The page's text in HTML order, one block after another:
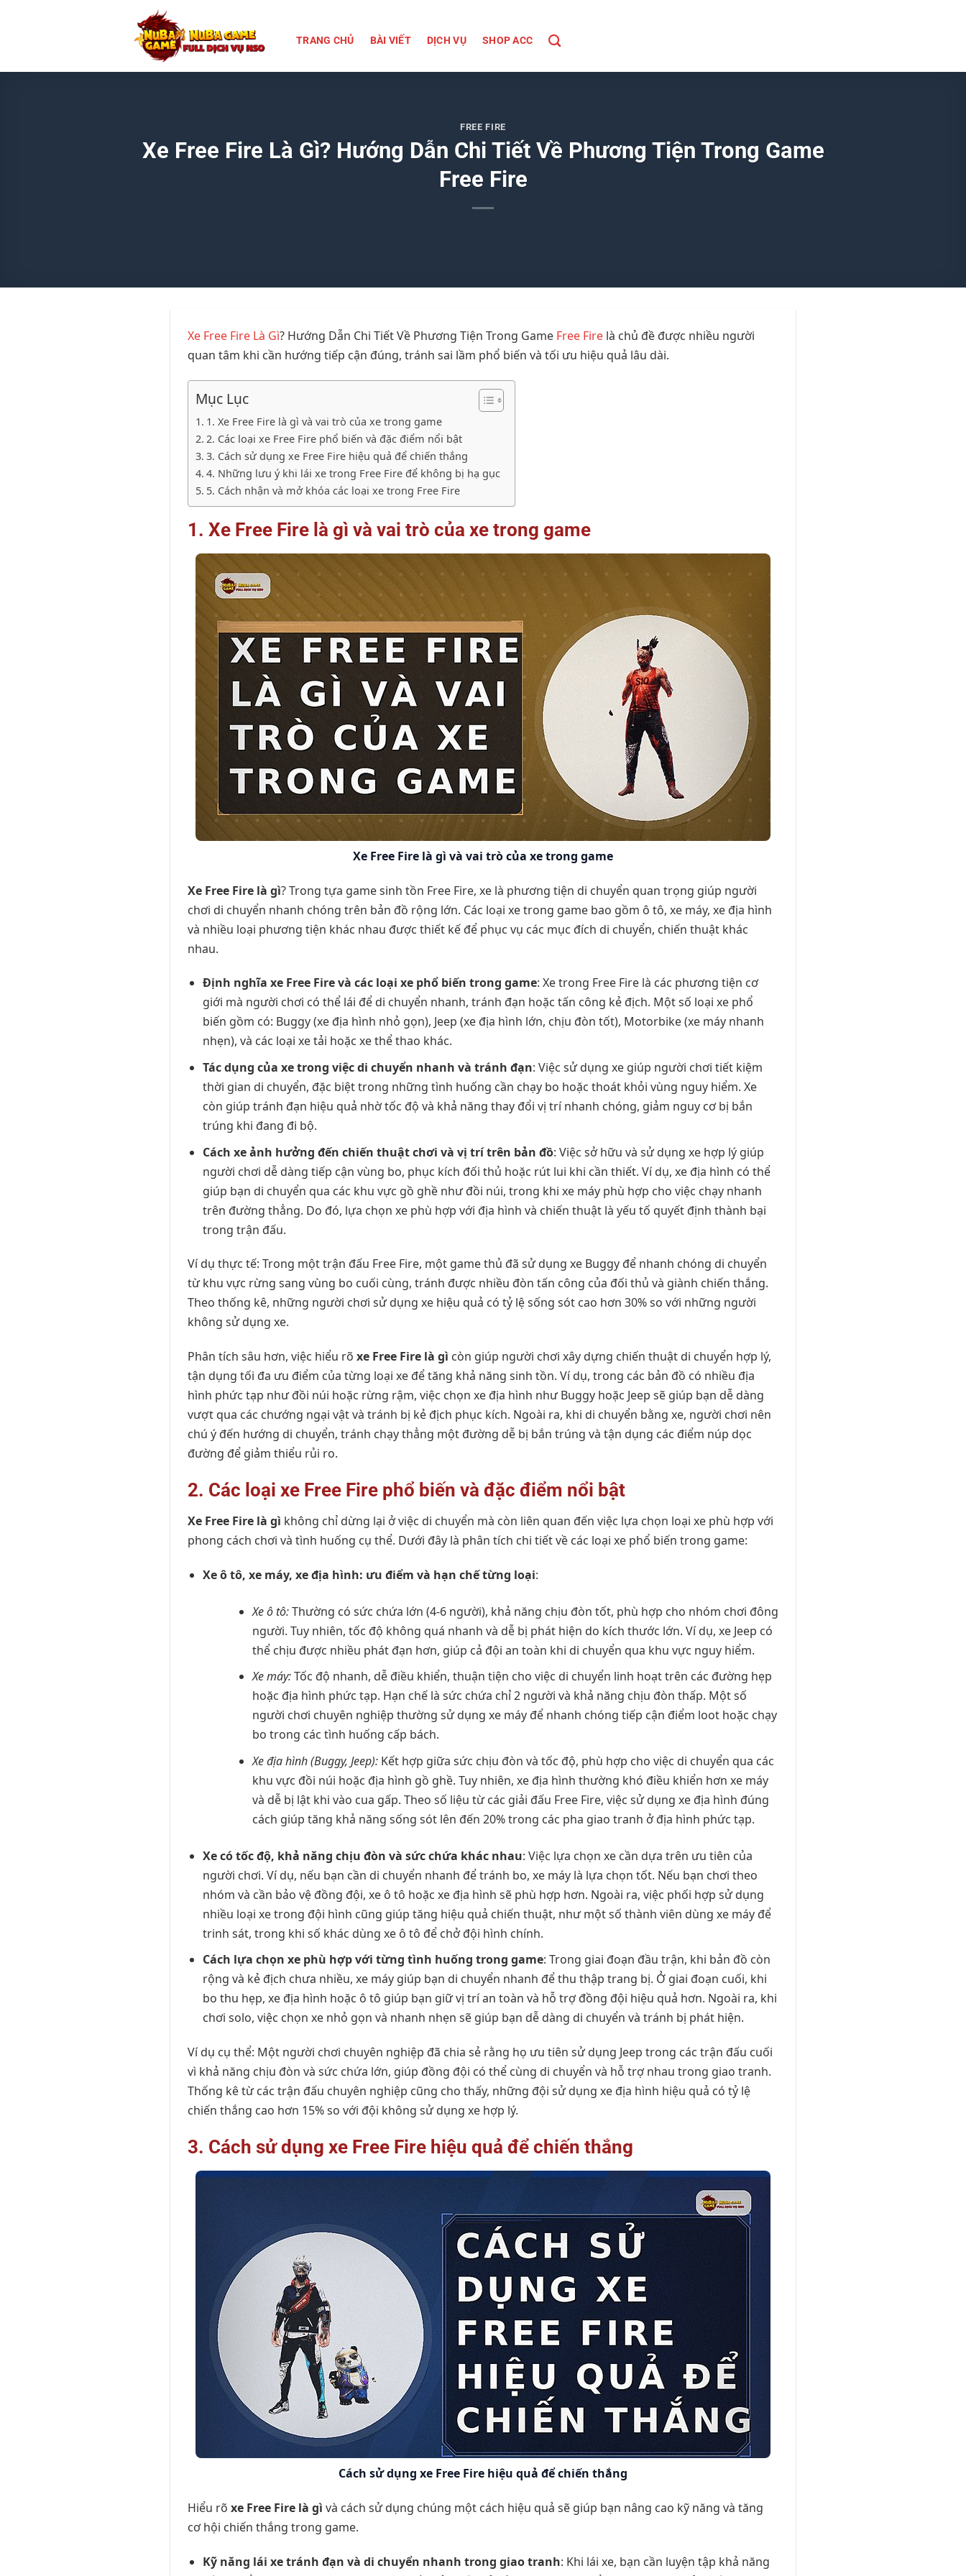
TRANG CHỦ BÀI VIẾT DỊCH VỤ SHOP ACC
FREE FIRE
Xe Free Fire Là Gì? Hướng Dẫn Chi Tiết Về Phương Tiện Trong Game
Free Fire
Xe Free Fire Là Gì? Hướng Dẫn Chi Tiết Về Phương Tiện Trong Game Free Fire là chủ đề được nhiều người
quan tâm khi cần hướng tiếp cận đúng, tránh sai lầm phổ biến và tối ưu hiệu quả lâu dài.
Mục Lục
1. Xe Free Fire là gì và vai trò của xe trong game
2. Các loại xe Free Fire phổ biến và đặc điểm nổi bật
3. Cách sử dụng xe Free Fire hiệu quả để chiến thắng
4. Những lưu ý khi lái xe trong Free Fire để không bị hạ gục
5. Cách nhận và mở khóa các loại xe trong Free Fire
1. Xe Free Fire là gì và vai trò của xe trong game
Xe Free Fire là gì và vai trò của xe trong game
Xe Free Fire là gì? Trong tựa game sinh tồn Free Fire, xe là phương tiện di chuyển quan trọng giúp người
chơi di chuyển nhanh chóng trên bản đồ rộng lớn. Các loại xe trong game bao gồm ô tô, xe máy, xe địa hình
và nhiều loại phương tiện khác nhau được thiết kế để phục vụ các mục đích di chuyển, chiến thuật khác
nhau.
Định nghĩa xe Free Fire và các loại xe phổ biến trong game: Xe trong Free Fire là các phương tiện cơ
giới mà người chơi có thể lái để di chuyển nhanh, tránh đạn hoặc tấn công kẻ địch. Một số loại xe phổ
biến gồm có: Buggy (xe địa hình nhỏ gọn), Jeep (xe địa hình lớn, chịu đòn tốt), Motorbike (xe máy nhanh
nhẹn), và các loại xe tải hoặc xe thể thao khác.
Tác dụng của xe trong việc di chuyển nhanh và tránh đạn: Việc sử dụng xe giúp người chơi tiết kiệm
thời gian di chuyển, đặc biệt trong những tình huống cần chạy bo hoặc thoát khỏi vùng nguy hiểm. Xe
còn giúp tránh đạn hiệu quả nhờ tốc độ và khả năng thay đổi vị trí nhanh chóng, giảm nguy cơ bị bắn
trúng khi đang đi bộ.
Cách xe ảnh hưởng đến chiến thuật chơi và vị trí trên bản đồ: Việc sở hữu và sử dụng xe hợp lý giúp
người chơi dễ dàng tiếp cận vùng bo, phục kích đối thủ hoặc rút lui khi cần thiết. Ví dụ, xe địa hình có thể
giúp bạn di chuyển qua các khu vực gồ ghề như đồi núi, trong khi xe máy phù hợp cho việc chạy nhanh
trên đường thẳng. Do đó, lựa chọn xe phù hợp với địa hình và chiến thuật là yếu tố quyết định thành bại
trong trận đấu.
Ví dụ thực tế: Trong một trận đấu Free Fire, một game thủ đã sử dụng xe Buggy để nhanh chóng di chuyển
từ khu vực rừng sang vùng bo cuối cùng, tránh được nhiều đòn tấn công của đối thủ và giành chiến thắng.
Theo thống kê, những người chơi sử dụng xe hiệu quả có tỷ lệ sống sót cao hơn 30% so với những người
không sử dụng xe.
Phân tích sâu hơn, việc hiểu rõ xe Free Fire là gì còn giúp người chơi xây dựng chiến thuật di chuyển hợp lý,
tận dụng tối đa ưu điểm của từng loại xe để tăng khả năng sinh tồn. Ví dụ, trong các bản đồ có nhiều địa
hình phức tạp như đồi núi hoặc rừng rậm, việc chọn xe địa hình như Buggy hoặc Jeep sẽ giúp bạn dễ dàng
vượt qua các chướng ngại vật và tránh bị kẻ địch phục kích. Ngoài ra, khi di chuyển bằng xe, người chơi nên
chú ý đến hướng di chuyển, tránh chạy thẳng một đường dễ bị bắn trúng và tận dụng các điểm núp dọc
đường để giảm thiểu rủi ro.
2. Các loại xe Free Fire phổ biến và đặc điểm nổi bật
Xe Free Fire là gì không chỉ dừng lại ở việc di chuyển mà còn liên quan đến việc lựa chọn loại xe phù hợp với
phong cách chơi và tình huống cụ thể. Dưới đây là phân tích chi tiết về các loại xe phổ biến trong game:
Xe ô tô, xe máy, xe địa hình: ưu điểm và hạn chế từng loại:
Xe ô tô:Thường có sức chứa lớn (4-6 người), khả năng chịu đòn tốt, phù hợp cho nhóm chơi đông
người. Tuy nhiên, tốc độ không quá nhanh và dễ bị phát hiện do kích thước lớn. Ví dụ, xe Jeep có
thể chịu được nhiều phát đạn hơn, giúp cả đội an toàn khi di chuyển qua khu vực nguy hiểm.
Xe máy:Tốc độ nhanh, dễ điều khiển, thuận tiện cho việc di chuyển linh hoạt trên các đường hẹp
hoặc địa hình phức tạp. Hạn chế là sức chứa chỉ 2 người và khả năng chịu đòn thấp. Một số
người chơi chuyên nghiệp thường sử dụng xe máy để nhanh chóng tiếp cận điểm loot hoặc chạy
bo trong các tình huống cấp bách.
Xe địa hình (Buggy, Jeep):Kết hợp giữa sức chịu đòn và tốc độ, phù hợp cho việc di chuyển qua các
khu vực đồi núi hoặc địa hình gồ ghề. Tuy nhiên, xe địa hình thường khó điều khiển hơn xe máy
và dễ bị lật khi vào cua gấp. Theo số liệu từ các giải đấu Free Fire, việc sử dụng xe địa hình đúng
cách giúp tăng khả năng sống sót lên đến 20% trong các pha giao tranh ở địa hình phức tạp.
Xe có tốc độ, khả năng chịu đòn và sức chứa khác nhau: Việc lựa chọn xe cần dựa trên ưu tiên của
người chơi. Ví dụ, nếu bạn cần di chuyển nhanh để tránh bo, xe máy là lựa chọn tốt. Nếu bạn chơi theo
nhóm và cần bảo vệ đồng đội, xe ô tô hoặc xe địa hình sẽ phù hợp hơn. Ngoài ra, việc phối hợp sử dụng
nhiều loại xe trong đội hình cũng giúp tăng hiệu quả chiến thuật, như một số thành viên dùng xe máy để
trinh sát, trong khi số khác dùng xe ô tô để chở đội hình chính.
Cách lựa chọn xe phù hợp với từng tình huống trong game: Trong giai đoạn đầu trận, khi bản đồ còn
rộng và kẻ địch chưa nhiều, xe máy giúp bạn di chuyển nhanh để thu thập trang bị. Ở giai đoạn cuối, khi
bo thu hẹp, xe địa hình hoặc ô tô giúp bạn giữ vị trí an toàn và hỗ trợ đồng đội hiệu quả hơn. Ngoài ra, khi
chơi solo, việc chọn xe nhỏ gọn và nhanh nhẹn sẽ giúp bạn dễ dàng di chuyển và tránh bị phát hiện.
Ví dụ cụ thể: Một người chơi chuyên nghiệp đã chia sẻ rằng họ ưu tiên sử dụng Jeep trong các trận đấu cuối
vì khả năng chịu đòn và sức chứa lớn, giúp đồng đội có thể cùng di chuyển và hỗ trợ nhau trong giao tranh.
Thống kê từ các trận đấu chuyên nghiệp cũng cho thấy, những đội sử dụng xe địa hình hiệu quả có tỷ lệ
chiến thắng cao hơn 15% so với đội không sử dụng xe hợp lý.
3. Cách sử dụng xe Free Fire hiệu quả để chiến thắng
Cách sử dụng xe Free Fire hiệu quả để chiến thắng
Hiểu rõ xe Free Fire là gì và cách sử dụng chúng một cách hiệu quả sẽ giúp bạn nâng cao kỹ năng và tăng
cơ hội chiến thắng trong game.
Kỹ năng lái xe tránh đạn và di chuyển nhanh trong giao tranh: Khi lái xe, bạn cần luyện tập khả năng